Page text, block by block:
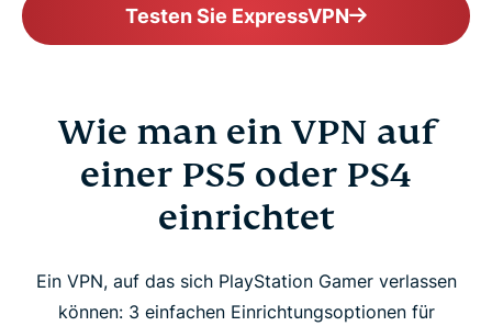
Testen Sie ExpressVPN
Wie man ein VPN auf
einer PS5 oder PS4
einrichtet
Ein VPN, auf das sich PlayStation Gamer verlassen
können: 3 einfachen Einrichtungsoptionen für